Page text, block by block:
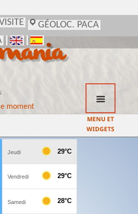
GÉOLOC. PACA
moment
MENU ET
WIDGETS